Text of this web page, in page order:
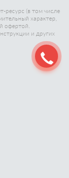
ресурс (в том числе
характер,
офертой.
и других